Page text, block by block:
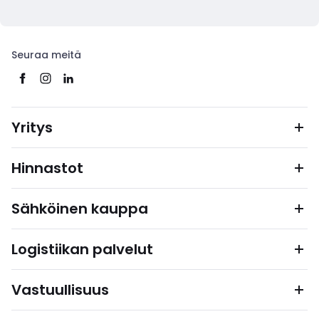
Seuraa meitä
Yritys
Hinnastot
Sähköinen kauppa
Logistiikan palvelut
Vastuullisuus